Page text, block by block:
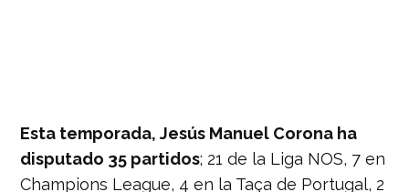
Esta temporada, Jesús Manuel Corona ha
disputado 35 partidos; 21 de la Liga NOS, 7 en
Champions League, 4 en la Taça de Portugal, 2